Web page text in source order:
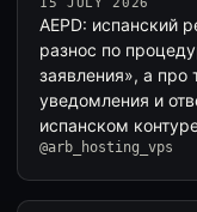
AEPD: испанский
разнос по
заявления», а про
уведомления и
испанском
@arb_hosting_vps